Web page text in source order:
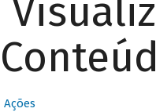
Ações